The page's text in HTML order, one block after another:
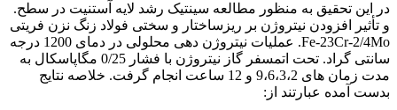
در این تحقیق به منظور مطالعه سینتیک رشد لایه آستنیت در سطح.
و تأثیر افزودن نیتروژن بر ریزساختار و سختی فولاد زنگ نزن فریتی
Fe-23Cr-2/4Mo. عملیات نیتروژن دهی محلولی در دمای 1200 درجه
سانتی گراد. تحت اتمسفر گاز نیتروژن با فشار 0/25 مگاپاسکال به
مدت زمان های 9،6،3،2 و 12 ساعت انجام گرفت. خلاصه نتایج
بدست آمده عبارتند از: